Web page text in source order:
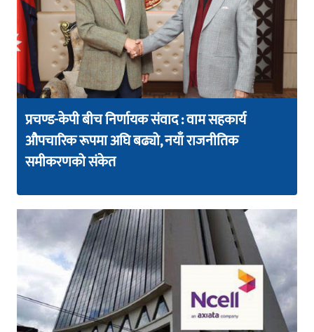
प्रचण्ड-केपी बीच निर्णायक संवाद : वाम सहकार्य
औपचारिक रूपमा अघि बढ्यो, नयाँ राजनीतिक
समीकरणको संकेत